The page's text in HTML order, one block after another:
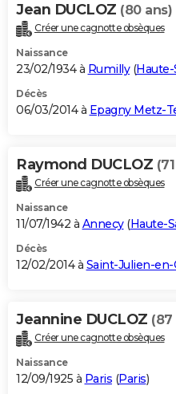
Jean DUCLOZ (80 ans)
Créer une cagnotte obsèques
Naissance
23/02/1934 à Rumilly(Haute-
Décès
06/03/2014 à Epagny Metz-
Raymond DUCLOZ
Créer une cagnotte obsèques
Naissance
11/07/1942 à Annecy(Haute-
Décès
12/02/2014 à Saint-Julien-en-
Jeannine DUCLOZ (87
Créer une cagnotte obsèques
Naissance
12/09/1925 à Paris (Paris)